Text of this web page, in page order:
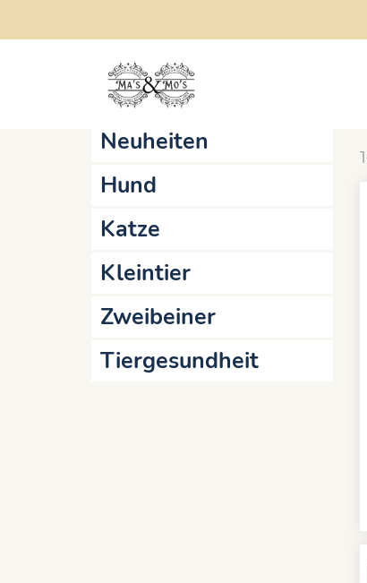
Startseite Online-Shop Hund
Aktionen
Neuheiten
Hund
Katze
Kleintier
Zweibeiner
Tiergesundheit